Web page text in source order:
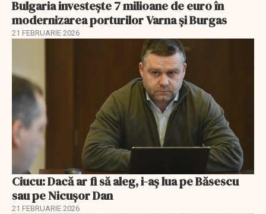
Bulgaria investește 7 milioane de euro în
modernizarea porturilor Varna și Burgas
21 FEBRUARIE 2026
Ciucu: Dacă ar fi să aleg, i-aș lua pe Băsescu
sau pe Nicușor Dan
21 FEBRUARIE 2026